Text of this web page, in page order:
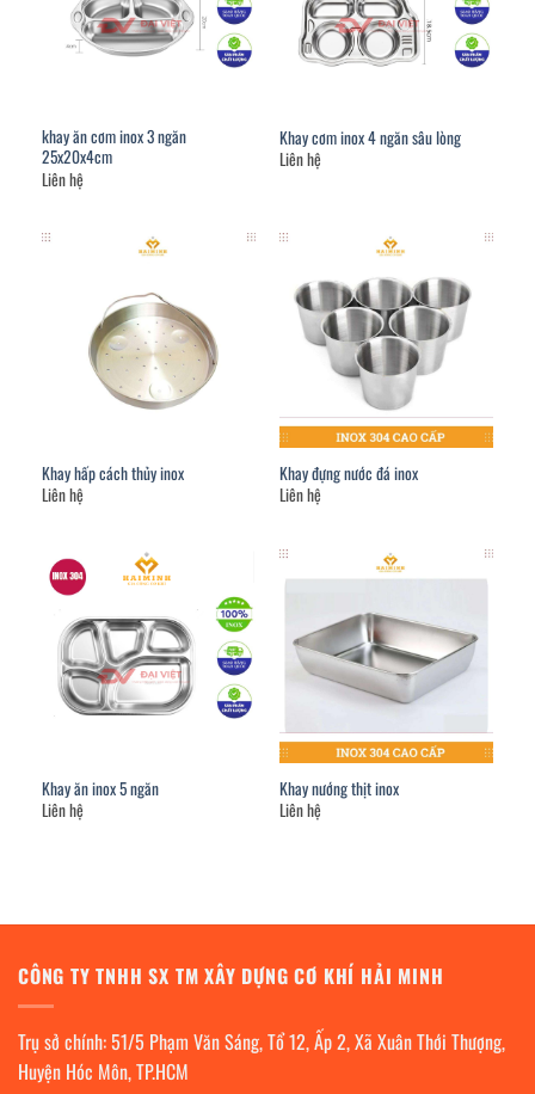
khay ăn cơm inox 3 ngăn
25x20x4cm
Liên hệ
Khay cơm inox 4 ngăn sâu lòng
Liên hệ
Khay hấp cách thủy inox
Liên hệ
Khay đựng nước đá inox
Liên hệ
Khay ăn inox 5 ngăn
Liên hệ
Khay nướng thịt inox
Liên hệ
CÔNG TY TNHH SX TM XÂY DỰNG CƠ KHÍ HẢI MINH
Trụ sở chính: 51/5 Phạm Văn Sáng, Tổ 12, Ấp 2, Xã Xuân Thới Thượng,
Huyện Hóc Môn, TP.HCM